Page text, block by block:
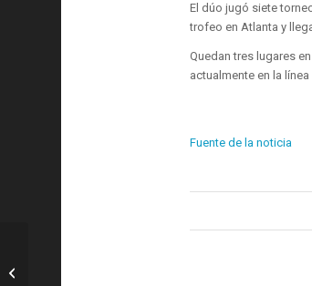
El dúo jugó siete
trofeo en Atlanta y
Quedan tres lugares
actualmente en la
Fuente de la noticia